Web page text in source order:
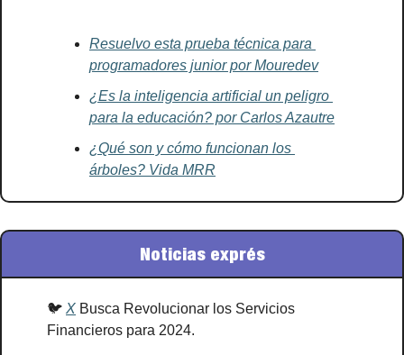
Resuelvo esta prueba técnica para
programadores junior por Mouredev
¿Es la inteligencia artificial un peligro
para la educación? por Carlos Azautre
¿Qué son y cómo funcionan los
árboles? Vida MRR
Noticias exprés
🐦 X Busca Revolucionar los Servicios
Financieros para 2024.